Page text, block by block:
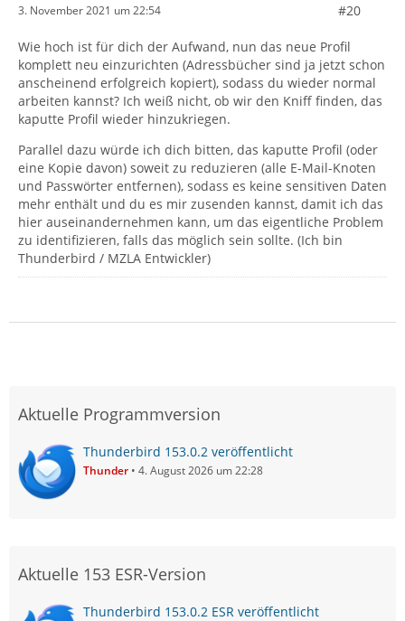
3. November 2021 um 22:54 #20
Wie hoch ist für dich der Aufwand, nun das neue Profil
komplett neu einzurichten (Adressbücher sind ja jetzt schon
anscheinend erfolgreich kopiert), sodass du wieder normal
arbeiten kannst? Ich weiß nicht, ob wir den Kniff finden, das
kaputte Profil wieder hinzukriegen.
Parallel dazu würde ich dich bitten, das kaputte Profil (oder
eine Kopie davon) soweit zu reduzieren (alle E-Mail-Knoten
und Passwörter entfernen), sodass es keine sensitiven Daten
mehr enthält und du es mir zusenden kannst, damit ich das
hier auseinandernehmen kann, um das eigentliche Problem
zu identifizieren, falls das möglich sein sollte. (Ich bin
Thunderbird / MZLA Entwickler)
Aktuelle Programmversion
Thunderbird 153.0.2 veröffentlicht
Thunder 4. August 2026 um 22:28
Aktuelle 153 ESR-Version
Thunderbird 153.0.2 ESR veröffentlicht